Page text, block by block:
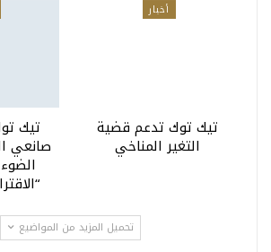
أخبار
تيك توك تدعم قضية
التغير المناخي
تيك
صانعي
تحميل المزيد من المواضيع